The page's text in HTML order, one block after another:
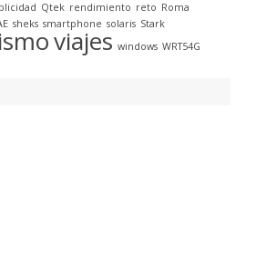
Qtek rendimiento reto Roma
sheks smartphone solaris Stark
viajes windows WRT54G